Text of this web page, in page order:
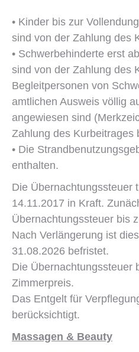
• Kinder bis zur
sind von der Zahlung des
• Schwerbehinderte erst
sind von der Zahlung des
Begleitpersonen von
amtlichen Ausweis völlig
angewiesen sind
Zahlung des Kurbeitrages
• Die
enthalten.
Die Übernachtungssteuer
14.11.2017 in Kraft.
Übernachtungssteuer bis
Nach Verlängerung ist
31.08.2026 befristet.
Die Übernachtungssteuer
Zimmerpreis.
Das Entgelt für
berücksichtigt.
Massagen & Beauty